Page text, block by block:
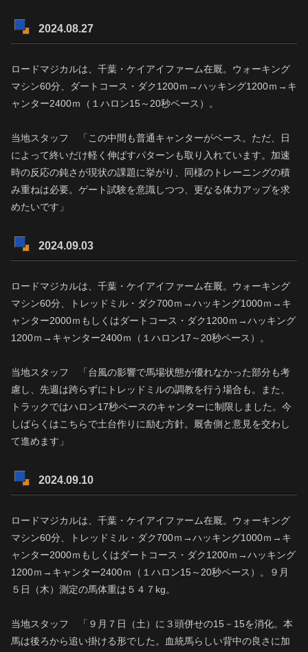
2024.08.27
ロードマジカルは、千葉・ケイアイファーム在厩。ウォーキング
マシン60分、ダートコース・ダク1200ｍ→ハッキング1200ｍ→キ
ャンター2400ｍ（１ハロン15～20秒ペース）。
当地スタッフ 「この中間も普通キャンターがベース。ただ、日
によって終いだけ軽く伸ばすパターンも取り入れています。加速
時の反応の鈍さが現状の課題に挙がり、同様のトレーニングの積
み重ねは必要。ゲート試験を意識しつつ、更なる体力アップを求
めたいです」
2024.09.03
ロードマジカルは、千葉・ケイアイファーム在厩。ウォーキング
マシン60分、トレッドミル・ダク700ｍ→ハッキング1000ｍ→キ
ャンター2000ｍもしくはダートコース・ダク1200ｍ→ハッキング
1200ｍ→キャンター2400ｍ（１ハロン17～20秒ペース）。
当地スタッフ 「台風の影響で馬場状態が優れなかった部分も考
慮し、先週は跨らずにトレッドミルの調教を行う場合も。また、
トラックではハロン17秒ペースのキャンターに制限しました。今
しばらくはこちらで土台作りに励む方針。厩舎側と意見を交わし
て進めます」
2024.09.10
ロードマジカルは、千葉・ケイアイファーム在厩。ウォーキング
マシン60分、トレッドミル・ダク700ｍ→ハッキング1000ｍ→キ
ャンター2000ｍもしくはダートコース・ダク1200ｍ→ハッキング
1200ｍ→キャンター2400ｍ（１ハロン15～20秒ペース）。９月
５日（木）測定の馬体重は５４７kg。
当地スタッフ 「９月７日（土）に３頭併せの15－15を消化。本
馬は後ろから追い掛ける形でした。血統馬らしい背中の良さに加